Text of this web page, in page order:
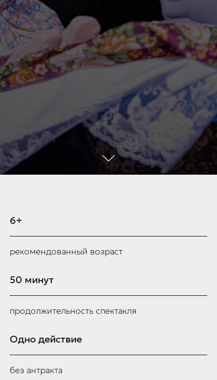
6+
рекомендованный возраст
50 минут
продолжительность спектакля
Одно действие
без антракта